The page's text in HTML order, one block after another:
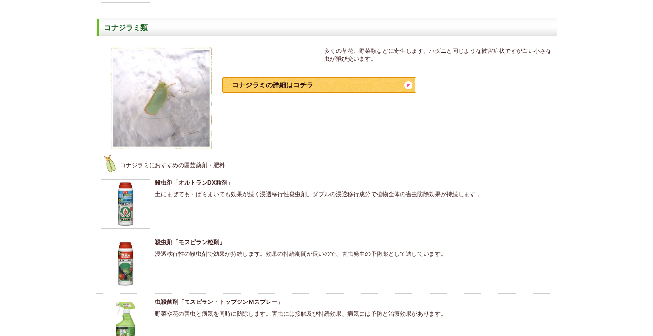
コナジラミ類
多くの草花、野菜類などに寄生します。ハダニと同じような被害症状ですが白い小さな
虫が飛び交います。
コナジラミの詳細はコチラ
コナジラミにおすすめの園芸薬剤・肥料
殺虫剤「オルトランDX粒剤」
土にまぜても・ばらまいても効果が続く浸透移行性殺虫剤。ダブルの浸透移行成分で植物全体の害虫防除効果が持続します 。
殺虫剤「モスピラン粒剤」
浸透移行性の殺虫剤で効果が持続します。効果の持続期間が長いので、害虫発生の予防薬として適しています。
虫殺菌剤「モスピラン・トップジンＭスプレー」
野菜や花の害虫と病気を同時に防除します。害虫には接触及び持続効果、病気には予防と治療効果があります。